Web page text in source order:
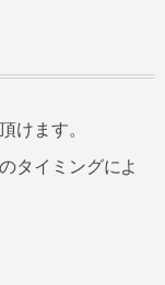
けます。
タイミングによ